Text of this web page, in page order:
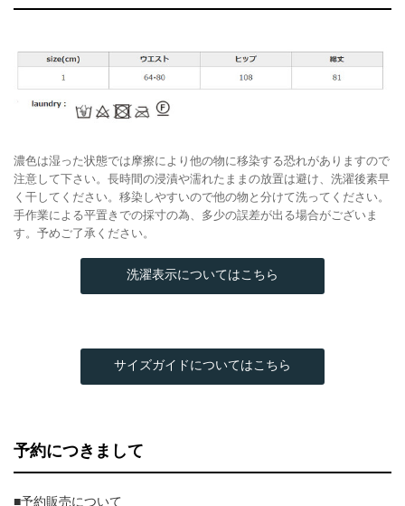
濃色は湿った状態では摩擦により他の物に移染する恐れがありますので
注意して下さい。長時間の浸漬や濡れたままの放置は避け、洗濯後素早
く干してください。移染しやすいので他の物と分けて洗ってください。
手作業による平置きでの採寸の為、多少の誤差が出る場合がございま
す。予めご了承ください。
洗濯表示についてはこちら
サイズガイドについてはこちら
予約につきまして
■予約販売について